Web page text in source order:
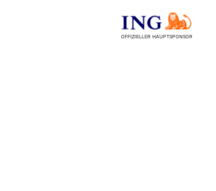
OFFIZIELLER HAUPTSPONSOR